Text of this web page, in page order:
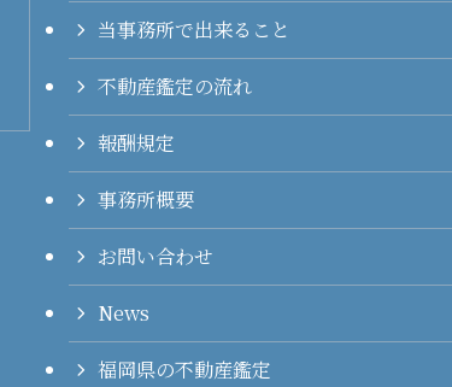
当事務所で出来ること
不動産鑑定の流れ
報酬規定
事務所概要
お問い合わせ
News
福岡県の不動産鑑定